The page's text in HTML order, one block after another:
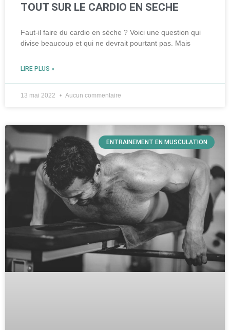
TOUT SUR LE CARDIO EN SECHE
Faut-il faire du cardio en sèche ? Voici une question qui
divise beaucoup et qui ne devrait pourtant pas. Mais
LIRE PLUS »
13 mai 2022 Aucun commentaire
ENTRAINEMENT EN MUSCULATION